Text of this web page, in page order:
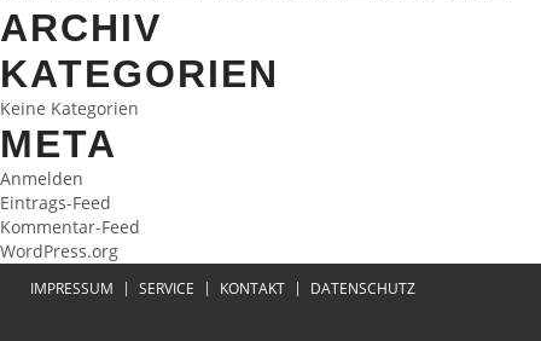
ARCHIV
KATEGORIEN
Keine Kategorien
META
Anmelden
Eintrags-Feed
Kommentar-Feed
WordPress.org
IMPRESSUM SERVICE KONTAKT DATENSCHUTZ